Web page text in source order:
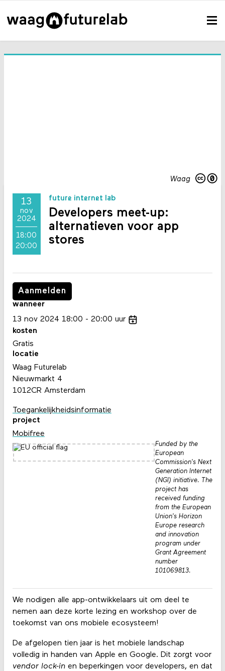
Waag
13
nov
2024
18:00
20:00
future internet lab
Developers meet-up:
alternatieven voor app
stores
We nodigen alle app-ontwikkelaars uit om deel te
nemen aan deze korte lezing en workshop over de
toekomst van ons mobiele ecosysteem!
De afgelopen tien jaar is het mobiele landschap
volledig in handen van Apple en Google. Dit zorgt voor
vendor lock-inen beperkingen voor developers, en dat
Aanmelden
wanneer
13 nov 2024 18:00 20:00 uur
kosten
Gratis
locatie
Waag Futurelab
Nieuwmarkt 4
1012CR Amsterdam
Toegankelijkheidsinformatie
project
Mobifree
Funded by the
European
Commission's Next
Generation Internet
(NGI) initiative. The
project has
received funding
from the European
Union's Horizon
Europe research
and innovation
program under
Grant Agreement
number
101069813.